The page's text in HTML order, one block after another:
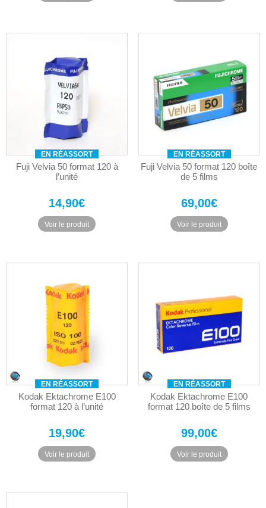
EN RÉASSORT
Fuji Velvia 50 format 120 à
l’unité
14,90€
Voir le produit
EN RÉASSORT
Fuji Velvia 50 format 120 boîte
de 5 films
69,00€
Voir le produit
EN RÉASSORT
Kodak Ektachrome E100
format 120 à l’unité
19,90€
Voir le produit
EN RÉASSORT
Kodak Ektachrome E100
format 120 boîte de 5 films
99,00€
Voir le produit